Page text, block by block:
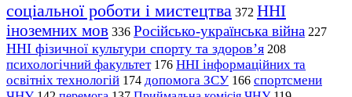
соціальної роботи і мистецтва 372 ННІ
іноземних мов 336 Російсько-українська війна 227
ННІ фізичної культури спорту та здоров’я 208
психологічний факультет 176 ННІ інформаційних та
освітніх технологій 174 допомога ЗСУ 166 спортсмени